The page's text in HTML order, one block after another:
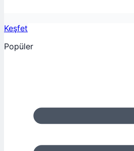
Keşfet
Popüler